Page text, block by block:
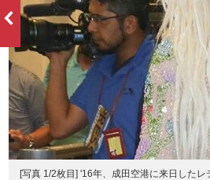
[写真 1/2枚目] '16年、成田空港に来日したレ